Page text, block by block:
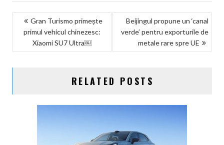
NAVIGARE
ÎN
ARTICOLE
Gran Turismo primește
primul vehicul chinezesc:
Xiaomi SU7 Ultra￼
Beijingul propune un ‘canal
verde’ pentru exporturile de
metale rare spre UE
RELATED POSTS